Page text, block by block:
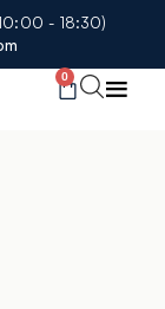
- 18:30)
0